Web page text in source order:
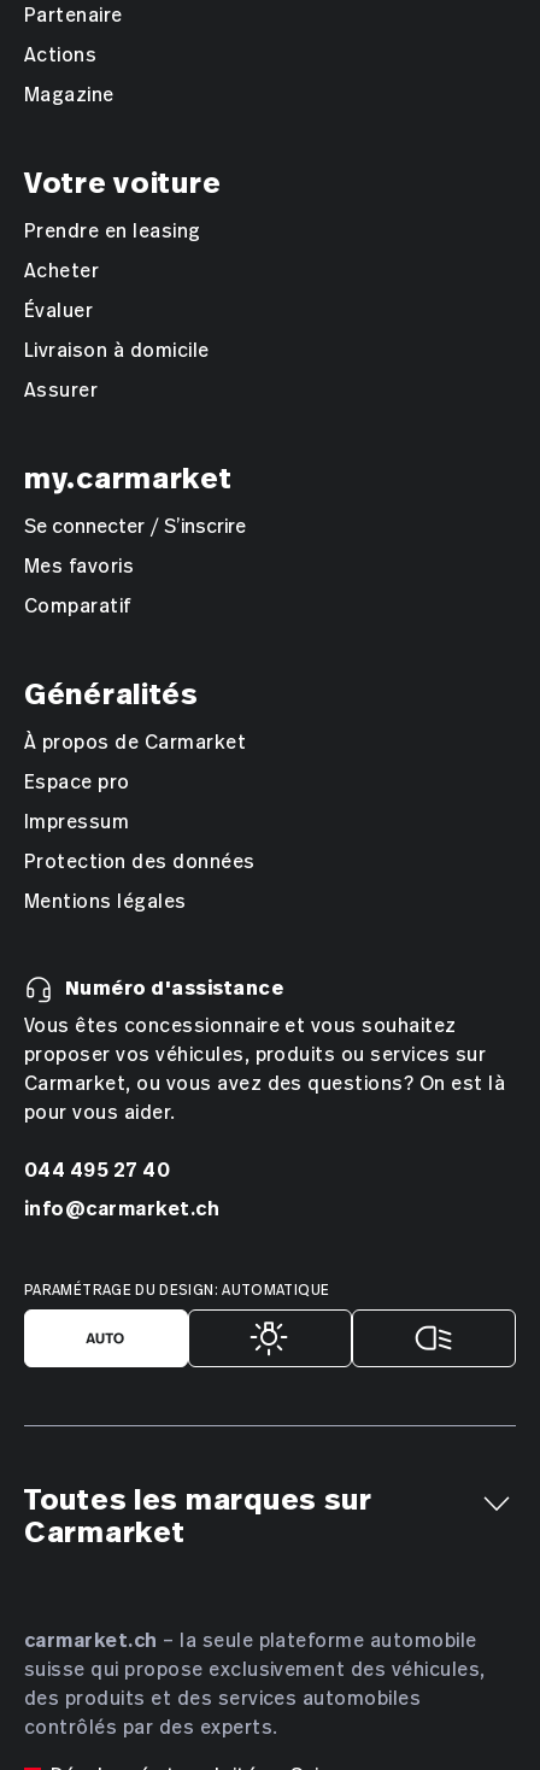
Partenaire
Actions
Magazine
Votre voiture
Prendre en leasing
Acheter
Évaluer
Livraison à domicile
Assurer
my.carmarket
Se connecter / S’inscrire
Mes favoris
Comparatif
Généralités
À propos de Carmarket
Espace pro
Impressum
Protection des données
Mentions légales
Numéro d'assistance
Vous êtes concessionnaire et vous souhaitez
proposer vos véhicules, produits ou services sur
Carmarket, ou vous avez des questions? On est là
pour vous aider.
044 495 27 40
info@carmarket.ch
PARAMÉTRAGE DU DESIGN: AUTOMATIQUE
Toutes les marques sur
Carmarket
Aston Martin
Audi Bentley BMW
Bucher
Bugatti
BYD Cadillac Chevrolet
Chrysler
Citroën
Cupra
carmarket.ch – la seule plateforme automobile
suisse qui propose exclusivement des véhicules,
des produits et des services automobiles
contrôlés par des experts.